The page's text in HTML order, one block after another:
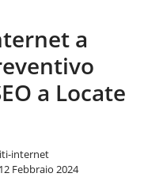
a
a Locate
internet
Febbraio 2024